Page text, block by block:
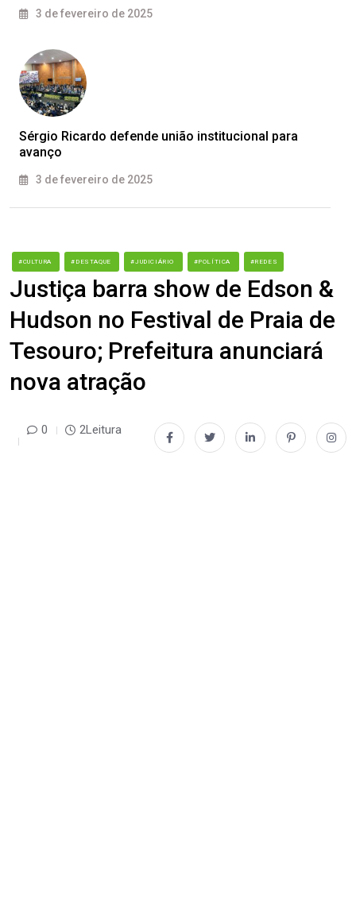
3 de fevereiro de 2025
Sérgio Ricardo defende união institucional para
avanço
3 de fevereiro de 2025
#CULTURA #DESTAQUE #JUDICIÁRIO #POLÍTICA #REDES
Justiça barra show de Edson &
Hudson no Festival de Praia de
Tesouro; Prefeitura anunciará
nova atração
0 2Leitura